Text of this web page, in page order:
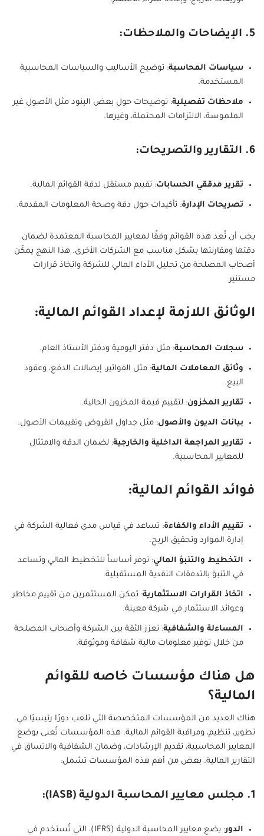
5. الإيضاحات والملاحظات:
سياسات المحاسبة: توضيح الأساليب والسياسات المحاسبية
المستخدمة.
ملاحظات تفصيلية: توضيحات حول بعض البنود مثل الأصول غير
الملموسة، الالتزامات المحتملة، وغيرها.
6. التقارير والتصريحات:
تقرير مدققي الحسابات: تقييم مستقل لدقة القوائم المالية.
تصريحات الإدارة: تأكيدات حول دقة وصحة المعلومات المقدمة.
يجب أن تُعد هذه القوائم وفقًا لمعايير المحاسبة المعتمدة لضمان
دقتها ومقارنتها بشكل مناسب مع الشركات الأخرى. هذا النهج يمكّن
أصحاب المصلحة من تحليل الأداء المالي للشركة واتخاذ قرارات
مستنير
الوثائق اللازمة لإعداد القوائم المالية:
سجلات المحاسبة: مثل دفتر اليومية ودفتر الأستاذ العام.
وثائق المعاملات المالية: مثل الفواتير، إيصالات الدفع، وعقود
البيع.
تقارير المخزون: لتقييم قيمة المخزون الحالية.
بيانات الديون والأصول: مثل جداول القروض وتقييمات الأصول.
تقارير المراجعة الداخلية والخارجية: لضمان الدقة والامتثال
للمعايير المحاسبية.
فوائد القوائم المالية:
تقييم الأداء والكفاءة: تساعد في قياس مدى فعالية الشركة في
إدارة الموارد وتحقيق الربح.
التخطيط والتنبؤ المالي: توفر أساساً للتخطيط المالي وتساعد
في التنبؤ بالتدفقات النقدية المستقبلية.
اتخاذ القرارات الاستثمارية: تمكن المستثمرين من تقييم مخاطر
وعوائد الاستثمار في شركة معينة.
المساءلة والشفافية: تعزز الثقة بين الشركة وأصحاب المصلحة
من خلال توفير معلومات مالية شفافة وموثوقة.
هل هناك مؤسسات خاصه للقوائم
المالية؟
هناك العديد من المؤسسات المتخصصة التي تلعب دورًا رئيسيًا في
تطوير، تنظيم، ومراقبة القوائم المالية. هذه المؤسسات تُعنى بوضع
المعايير المحاسبية، تقديم الإرشادات، وضمان الشفافية والاتساق في
التقارير المالية. بعض من أهم هذه المؤسسات تشمل:
1. مجلس معايير المحاسبة الدولية (IASB):
الدور : يضع معايير المحاسبة الدولية (IFRS)، التي تُستخدم في